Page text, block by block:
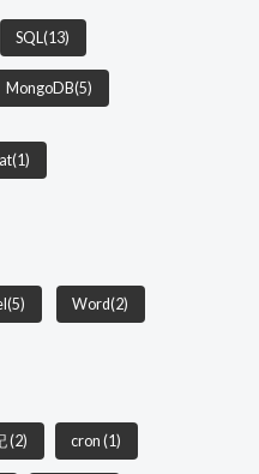
SQL(13)
MongoDB(5)
(1)
(5) Word(2)
(2) cron(1)